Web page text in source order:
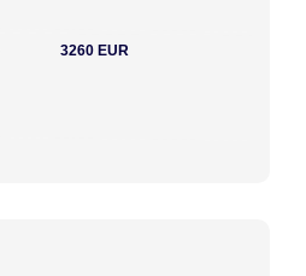
3260 EUR